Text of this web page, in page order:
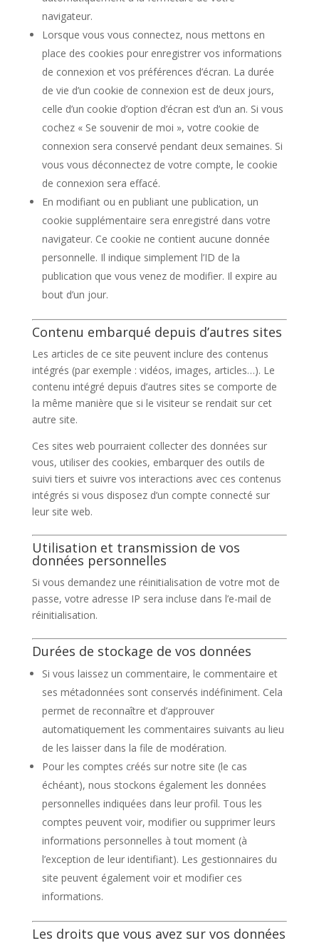
navigateur.
Lorsque vous vous connectez, nous mettons en
place des cookies pour enregistrer vos informations
de connexion et vos préférences d’écran. La durée
de vie d’un cookie de connexion est de deux jours,
celle d’un cookie d’option d’écran est d’un an. Si vous
cochez « Se souvenir de moi », votre cookie de
connexion sera conservé pendant deux semaines. Si
vous vous déconnectez de votre compte, le cookie
de connexion sera effacé.
En modifiant ou en publiant une publication, un
cookie supplémentaire sera enregistré dans votre
navigateur. Ce cookie ne contient aucune donnée
personnelle. Il indique simplement l’ID de la
publication que vous venez de modifier. Il expire au
bout d’un jour.
Contenu embarqué depuis d’autres sites
Les articles de ce site peuvent inclure des contenus
intégrés (par exemple : vidéos, images, articles…). Le
contenu intégré depuis d’autres sites se comporte de
la même manière que si le visiteur se rendait sur cet
autre site.
Ces sites web pourraient collecter des données sur
vous, utiliser des cookies, embarquer des outils de
suivi tiers et suivre vos interactions avec ces contenus
intégrés si vous disposez d’un compte connecté sur
leur site web.
Utilisation et transmission de vos
données personnelles
Si vous demandez une réinitialisation de votre mot de
passe, votre adresse IP sera incluse dans l’e-mail de
réinitialisation.
Durées de stockage de vos données
Si vous laissez un commentaire, le commentaire et
ses métadonnées sont conservés indéfiniment. Cela
permet de reconnaître et d’approuver
automatiquement les commentaires suivants au lieu
de les laisser dans la file de modération.
Pour les comptes créés sur notre site (le cas
échéant), nous stockons également les données
personnelles indiquées dans leur profil. Tous les
comptes peuvent voir, modifier ou supprimer leurs
informations personnelles à tout moment (à
l’exception de leur identifiant). Les gestionnaires du
site peuvent également voir et modifier ces
informations.
Les droits que vous avez sur vos données